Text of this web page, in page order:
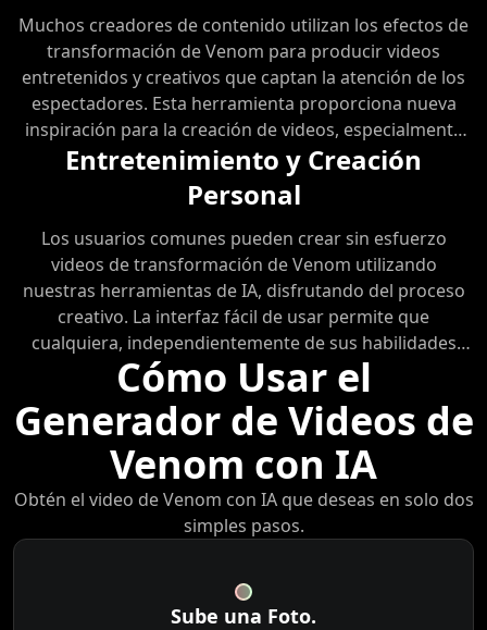
Muchos creadores de contenido utilizan los efectos de
transformación de Venom para producir videos
entretenidos y creativos que captan la atención de los
espectadores. Esta herramienta proporciona nueva
inspiración para la creación de videos, especialmente
en plataformas de videos cortos como TikTok y
Xiaohongshu, donde los videos relacionados reciben
altas visualizaciones e interacciones.
Entretenimiento y Creación
Personal
Los usuarios comunes pueden crear sin esfuerzo
videos de transformación de Venom utilizando
nuestras herramientas de IA, disfrutando del proceso
creativo. La interfaz fácil de usar permite que
cualquiera, independientemente de sus habilidades
profesionales, comience a crear contenido atractivo e
interesante.
Cómo Usar el
Generador de Videos de
Venom con IA
Obtén el video de Venom con IA que deseas en solo dos
simples pasos.
Sube una Foto.